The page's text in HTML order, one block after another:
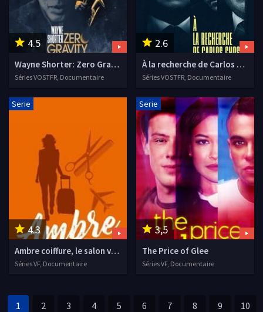
4.5
Wayne Shorter: Zero Gravity
Séries VOSTFR, Documentaire
2.6
À la recherche de Carlos Ghosn
Séries VOSTFR, Documentaire
4.3
Serie
Ambre coiffure, le salon voyageur
Séries VF, Documentaire
3,5
Serie
The Price of Glee
Séries VF, Documentaire
1 2 3 4 5 6 7 8 9 10